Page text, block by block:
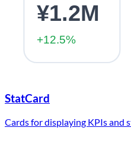
¥1.2M
+12.5%
StatCard
Cards for displaying KPIs and